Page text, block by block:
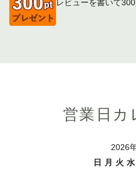
レビューを書いて
営業日カ
2026
日
月 火 水